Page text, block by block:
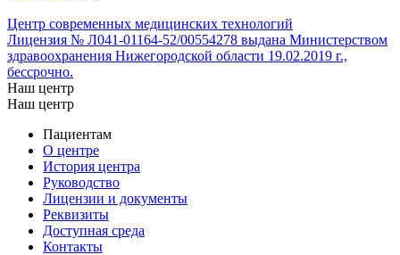
Центр современных медицинских технологий
Лицензия № Л041-01164-52/00554278 выдана Министерством
здравоохранения Нижегородской области 19.02.2019 г.,
бессрочно.
Наш центр
Наш центр
Пациентам
О центре
История центра
Руководство
Лицензии и документы
Реквизиты
Доступная среда
Контакты